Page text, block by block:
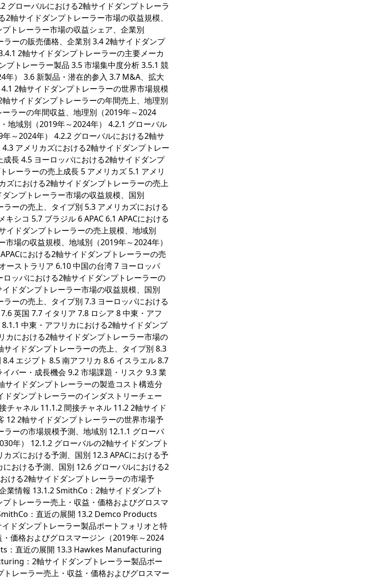
グローバルにおける2軸サイドダンプトレーラ
軸サイドダンプトレーラー市場の収益規模、
トレーラー市場の収益シェア、企業別
ーの販売価格、企業別 3.4 2軸サイドダンプ
2軸サイドダンプトレーラーの主要メーカ
プトレーラー製品 3.5 市場集中度分析 3.5.1 競
年） 3.6 新製品・潜在的参入 3.7 M&A、拡大
2軸サイドダンプトレーラーの世界市場規模
サイドダンプトレーラーの年間売上、地理別
ラーの年間収益、地理別（2019年～2024
地域別（2019年～2024年） 4.2.1 グローバル
～2024年） 4.2.2 グローバルにおける2軸サ
アメリカズにおける2軸サイドダンプトレー
長 4.5 ヨーロッパにおける2軸サイドダンプ
レーラーの売上成長 5 アメリカズ 5.1 アメリ
ズにおける2軸サイドダンプトレーラーの売上
ンプトレーラー市場の収益規模、国別
ーの売上、タイプ別 5.3 アメリカズにおける
シコ 5.7 ブラジル 6 APAC 6.1 APACにおける
イドダンプトレーラーの売上規模、地域別
市場の収益規模、地域別（2019年～2024年）
における2軸サイドダンプトレーラーの売
ーストラリア 6.10 中国の台湾 7 ヨーロッパ
ッパにおける2軸サイドダンプトレーラーの
ドダンプトレーラー市場の収益規模、国別
ーの売上、タイプ別 7.3 ヨーロッパにおける
英国 7.7 イタリア 7.8 ロシア 8 中東・アフ
中東・アフリカにおける2軸サイドダンプ
カにおける2軸サイドダンプトレーラー市場の
イドダンプトレーラーの売上、タイプ別 8.3
エジプト 8.5 南アフリカ 8.6 イスラエル 8.7
バー・成長機会 9.2 市場課題・リスク 9.3 業
イドダンプトレーラーの製造コスト構造分
ダンプトレーラーのインダストリーチェー
チャネル 11.1.2 間接チャネル 11.2 2軸サイド
12 2軸サイドダンプトレーラーの世界市場予
ーの市場規模予測、地域別 12.1.1 グローバ
年） 12.1.2 グローバルの2軸サイドダンプト
ズにおける予測、国別 12.3 APACにおける予
おける予測、国別 12.6 グローバルにおける2
ける2軸サイドダンプトレーラーの市場予
業情報 13.1.2 SmithCo：2軸サイドダンプト
トレーラー売上・収益・価格およびグロスマ
：直近の展開 13.2 Demco Products
ドダンプトレーラー製品ポートフォリオと特
価格およびグロスマージン（2019年～2024
：直近の展開 13.3 Hawkes Manufacturing
：2軸サイドダンプトレーラー製品ポー
レーラー売上・収益・価格およびグロスマー